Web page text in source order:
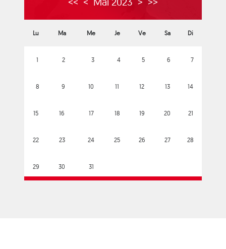
Lu Ma Me Je Ve Sa Di
1 2 3 4 5 6 7
8 9 10 11 12 13 14
15 16 17 18 19 20 21
22 23 24 25 26 27 28
29 30 31